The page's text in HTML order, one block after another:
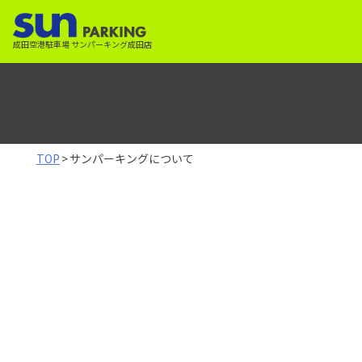
成田空港駐車場 サンパーキング成田店
TOP >サンパーキングについて